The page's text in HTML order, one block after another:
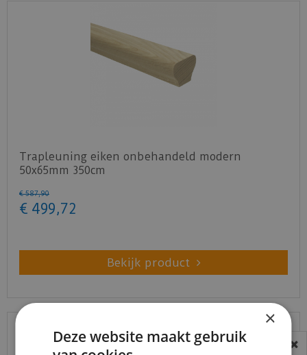
Trapleuning eiken onbehandeld modern
50x65mm 350cm
€ 587,90
€ 499,72
Bekijk product
×
Deze website maakt gebruik